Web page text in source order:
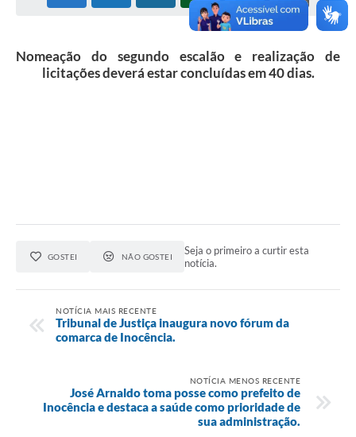
Instrumentos de Gestão - SAÚDE
Perguntas e respostas frequentes
Nomeação do segundo escalão e realização de
licitações deverá estar concluídas em 40 dias.
GOSTEI NÃO GOSTEI
Seja o primeiro a curtir esta
notícia.
NOTÍCIA MAIS RECENTE
Tribunal de Justiça inaugura novo fórum da
comarca de Inocência.
NOTÍCIA MENOS RECENTE
José Arnaldo toma posse como prefeito de
Inocência e destaca a saúde como prioridade de
sua administração.